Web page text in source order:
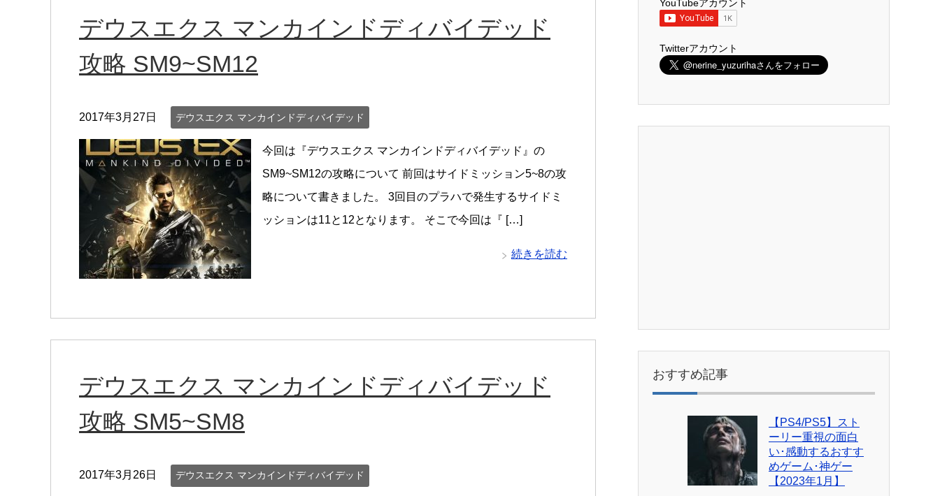
デウスエクス マンカインドディバイデッド
攻略 SM9~SM12
2017年3月27日 デウスエクス マンカインドディバイデッド
今回は『デウスエクス マンカインドディバイデッド』の
SM9~SM12の攻略について 前回はサイドミッション5~8の攻
略について書きました。 3回目のプラハで発生するサイドミ
ッションは11と12となります。 そこで今回は『 […]
続きを読む
デウスエクス マンカインドディバイデッド
攻略 SM5~SM8
2017年3月26日 デウスエクス マンカインドディバイデッド
YouTubeアカウント
Twitterアカウント
おすすめ記事
【PS4/PS5】スト
ーリー重視の面白
い･感動するおすす
めゲーム･神ゲー
【2023年1月】